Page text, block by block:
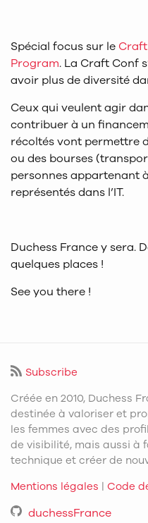
Spécial focus sur le
Program. La Craft Conf
avoir plus de diversité
Ceux qui veulent agir
contribuer à un
récoltés vont permettre
ou des bourses
personnes appartenant
représentés dans l’IT.
Duchess France y sera.
quelques places !
See you there !
Subscribe
Créée en 2010, Duchess
destinée à valoriser et
les femmes avec des
de visibilité, mais aussi à
technique et créer de
Mentions légales | Code
duchessFrance